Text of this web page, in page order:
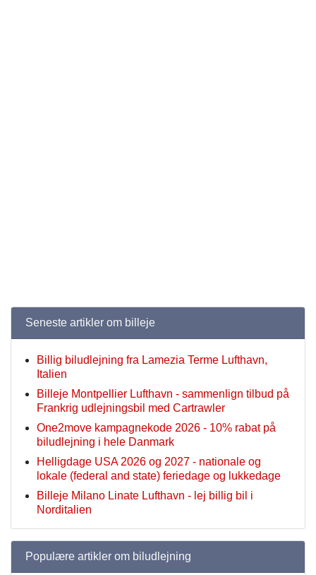
Seneste artikler om billeje
Billig biludlejning fra Lamezia Terme Lufthavn,
Italien
Billeje Montpellier Lufthavn - sammenlign tilbud på
Frankrig udlejningsbil med Cartrawler
One2move kampagnekode 2026 - 10% rabat på
biludlejning i hele Danmark
Helligdage USA 2026 og 2027 - nationale og
lokale (federal and state) feriedage og lukkedage
Billeje Milano Linate Lufthavn - lej billig bil i
Norditalien
Populære artikler om biludlejning